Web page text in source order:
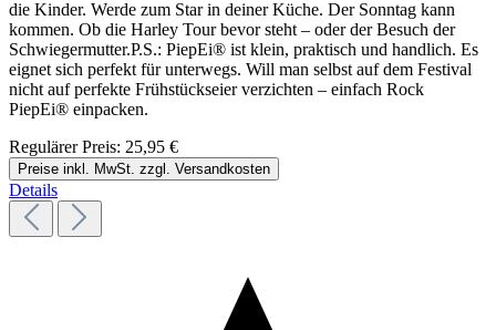
die Kinder. Werde zum Star in deiner Küche. Der Sonntag kann
kommen. Ob die Harley Tour bevor steht – oder der Besuch der
Schwiegermutter.P.S.: PiepEi® ist klein, praktisch und handlich. Es
eignet sich perfekt für unterwegs. Will man selbst auf dem Festival
nicht auf perfekte Frühstückseier verzichten – einfach Rock
PiepEi® einpacken.
Regulärer Preis: 25,95 €
Preise inkl. MwSt. zzgl. Versandkosten
Details